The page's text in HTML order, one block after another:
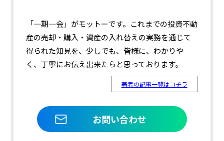
「一期一会」がモットーです。これまでの投資不動
産の売却・購入・資産の入れ替えの実務を通じて
得られた知見を、少しでも、皆様に、わかりや
く、丁寧にお伝え出来たらと思っております。
著者の記事一覧はコチラ
お問い合わせ